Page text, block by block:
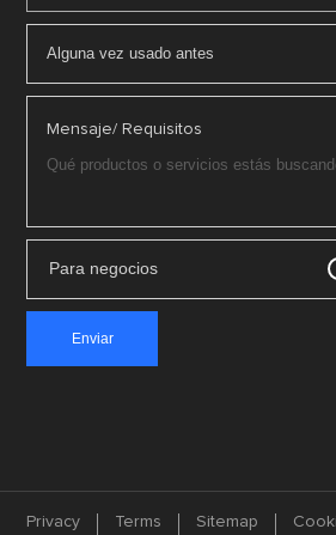
Mensaje/ Requisitos
Para negocios
Privacy Terms Sitemap